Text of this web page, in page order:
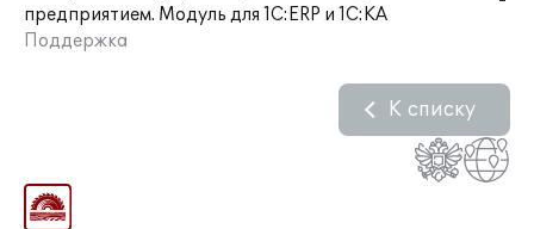
предприятием. Модуль для 1С:ERP и 1С:КА
Поддержка
К списку